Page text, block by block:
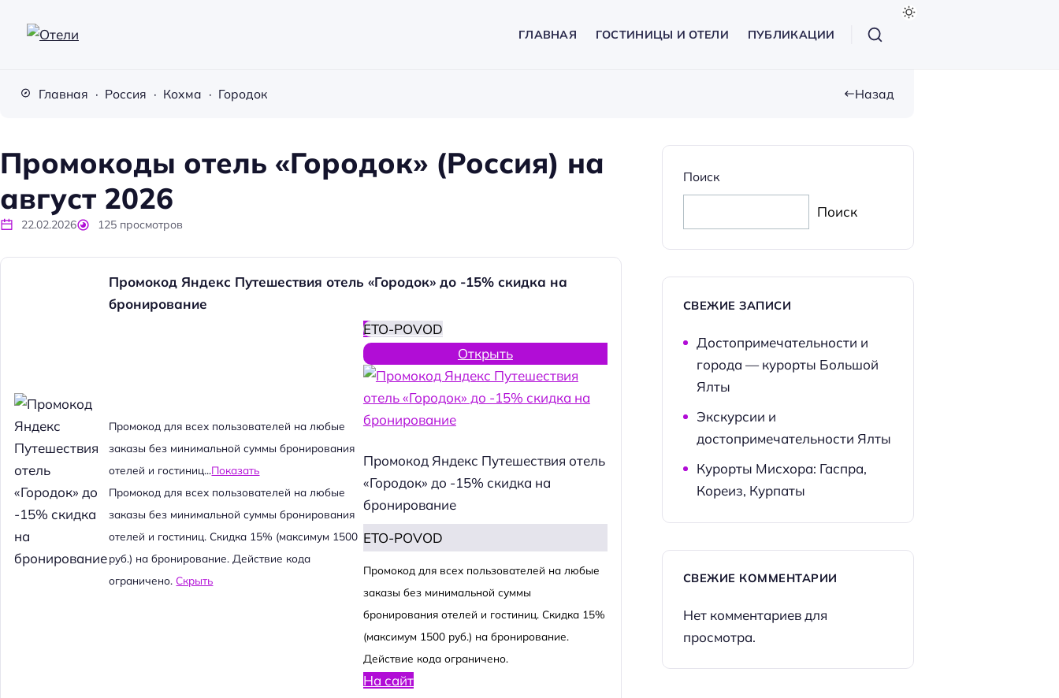
е
ГЛАВНАЯ ГОСТИНИЦЫ И ОТЕЛИ ПУБЛИКАЦИИ
Главная Россия Кохма Городок Назад
Промокоды отель «Городок» (Россия) на
август 2026
22.02.2026 125 просмотров
Промокод Яндекс Путешествия отель «Городок» до -15% скидка на
бронирование
Промокод для всех пользователей на любые
заказы без минимальной суммы бронирования
отелей и гостиниц...Показать
Промокод для всех пользователей на любые
заказы без минимальной суммы бронирования
отелей и гостиниц. Скидка 15% (максимум 1500
руб.) на бронирование. Действие кода
ограничено.Скрыть
ETO-POVOD
Открыть
Промокод Яндекс Путешествия отель
«Городок» до -15% скидка на
бронирование
ETO-POVOD
Промокод для всех пользователей на любые
заказы без минимальной суммы
бронирования отелей и гостиниц. Скидка 15%
(максимум 1500 руб.) на бронирование.
Действие кода ограничено.
На сайт
Поиск
Поиск
СВЕЖИЕ ЗАПИСИ
Достопримечательности и
города — курорты Большой
Ялты
Экскурсии и
достопримечательности Ялты
Курорты Мисхора: Гаспра,
Кореиз, Курпаты
СВЕЖИЕ КОММЕНТАРИИ
Нет комментариев для
просмотра.